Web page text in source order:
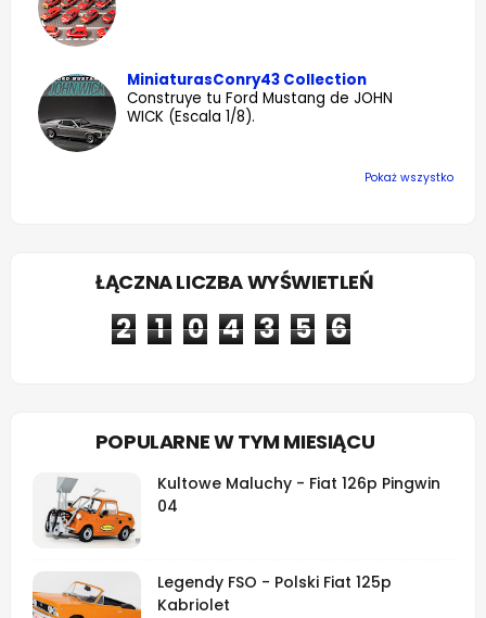
MiniaturasConry43 Collection
Construye tu Ford Mustang de JOHN
WICK (Escala 1/8).
Pokaż wszystko
ŁĄCZNA LICZBA WYŚWIETLEŃ
2 1 0 4 3 5 6
POPULARNE W TYM MIESIĄCU
Kultowe Maluchy - Fiat 126p Pingwin
04
Legendy FSO - Polski Fiat 125p
Kabriolet